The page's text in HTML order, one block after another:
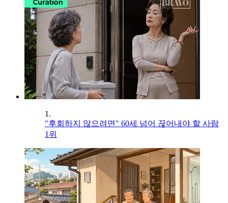
1.
"후회하지 않으려면" 60세 넘어 끊어내야 할 사람
1위